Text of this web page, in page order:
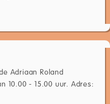
Adriaan Roland
10.00 - 15.00 uur. Adres: